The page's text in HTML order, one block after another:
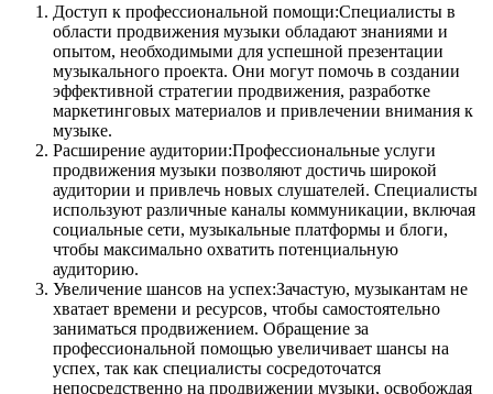
Доступ к профессиональной помощи:Специалисты в
области продвижения музыки обладают знаниями и
опытом, необходимыми для успешной презентации
музыкального проекта. Они могут помочь в создании
эффективной стратегии продвижения, разработке
маркетинговых материалов и привлечении внимания к
музыке.
Расширение аудитории:Профессиональные услуги
продвижения музыки позволяют достичь широкой
аудитории и привлечь новых слушателей. Специалисты
используют различные каналы коммуникации, включая
социальные сети, музыкальные платформы и блоги,
чтобы максимально охватить потенциальную
аудиторию.
Увеличение шансов на успех:Зачастую, музыкантам не
хватает времени и ресурсов, чтобы самостоятельно
заниматься продвижением. Обращение за
профессиональной помощью увеличивает шансы на
успех, так как специалисты сосредоточатся
непосредственно на продвижении музыки, освобождая